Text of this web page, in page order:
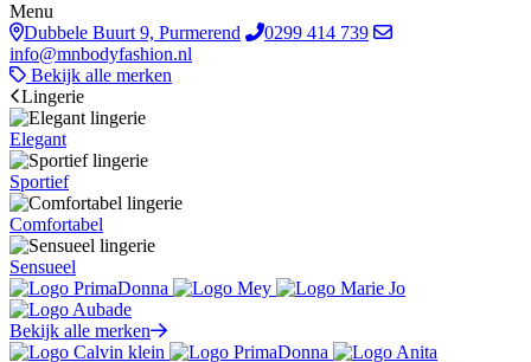
Menu
Dubbele Buurt 9, Purmerend
0299 414 739
info@mnbodyfashion.nl
Bekijk alle merken
Lingerie
Elegant
Sportief
Comfortabel
Sensueel
Bekijk alle merken